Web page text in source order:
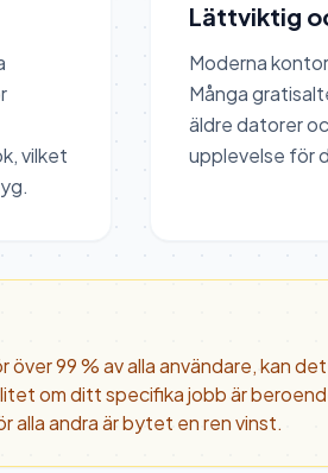
vilket
Lättviktig
Moderna
Många
äldre datorer
upplevelse för
99 % av alla användare, kan
om ditt specifika jobb är
alla andra är bytet en ren vinst.